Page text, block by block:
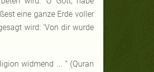
eine ganze Erde voller
wird: ‘Von dir wurde
widmend ... ” (Quran